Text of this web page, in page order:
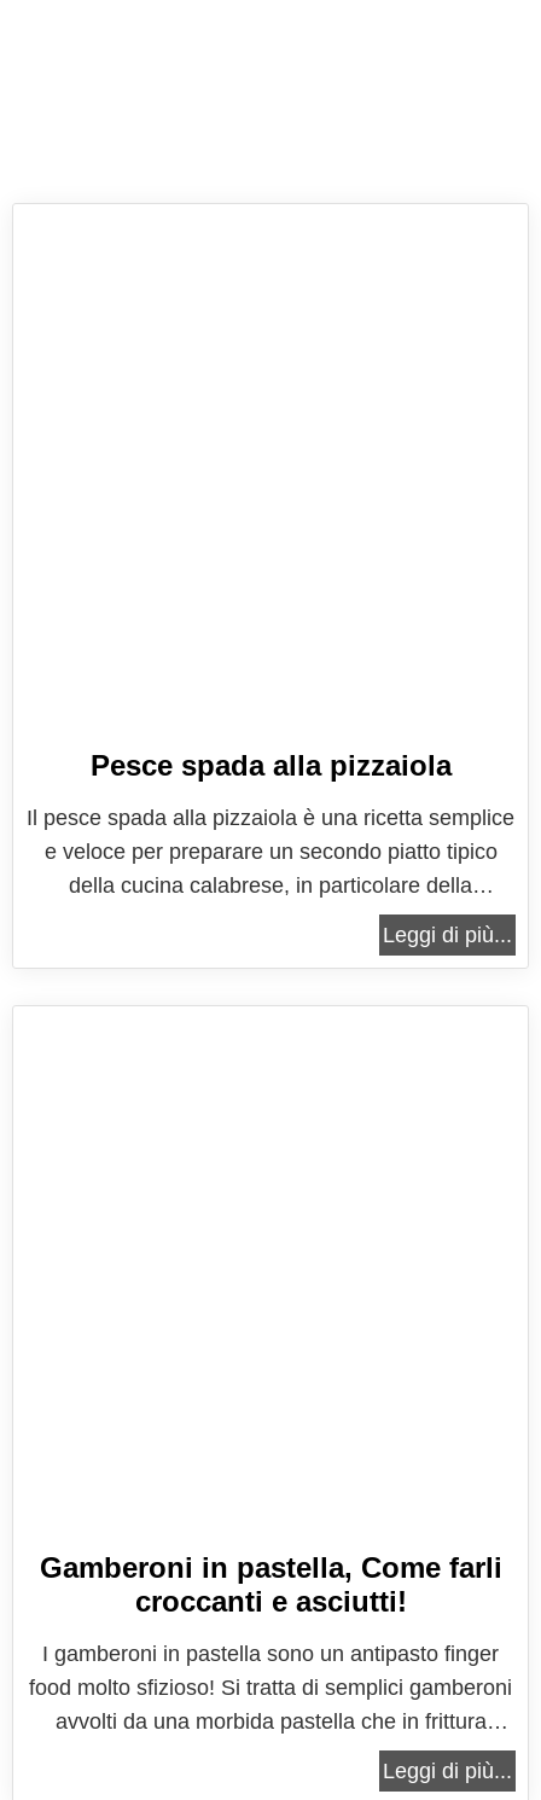
Pesce spada alla pizzaiola
Il pesce spada alla pizzaiola è una ricetta semplice
e veloce per preparare un secondo piatto tipico
della cucina calabrese, in particolare della
provincia di Reggio Calabria, dove questa tipologia
di pesce è molto utilizzata, al punto da permettere
Leggi di più...
Gamberoni in pastella, Come farli
croccanti e asciutti!
I gamberoni in pastella sono un antipasto finger
food molto sfizioso! Si tratta di semplici gamberoni
avvolti da una morbida pastella che in frittura
diventa irresistibilmente croccante. Una fettina li
limone da gustare insieme ai gamberoni, con la
Leggi di più...